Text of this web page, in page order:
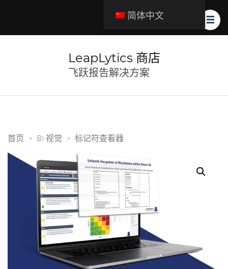
LeapLytics 商店
飞跃报告解决方案
首页 > BI 视觉 > 标记符查看器
简体中文